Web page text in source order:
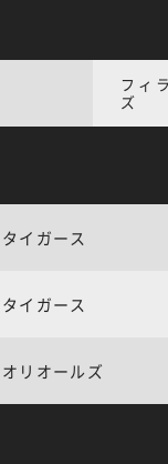
フィ
ズ
タイガース
タイガース
オリオールズ